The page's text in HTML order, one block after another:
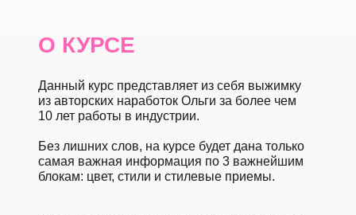
О КУРСЕ
Данный курс представляет из себя выжимку
из авторских наработок Ольги за более чем
10 лет работы в индустрии.
Без лишних слов, на курсе будет дана только
самая важная информация по 3 важнейшим
блокам: цвет, стили и стилевые приемы.